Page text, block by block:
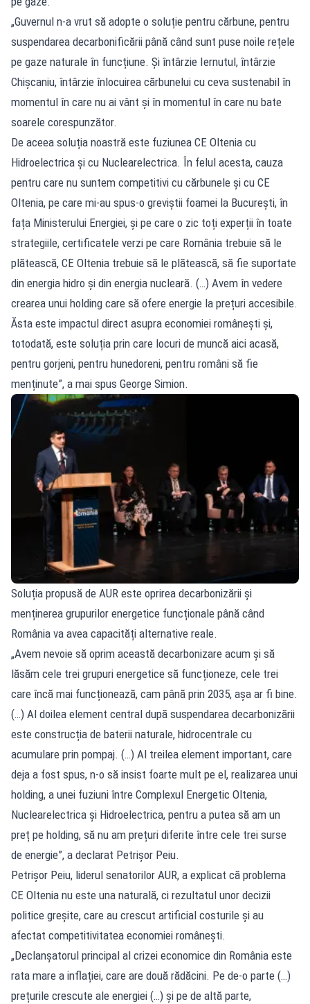
„Guvernul n-a vrut să adopte o soluție pentru cărbune, pentru
suspendarea decarbonificării până când sunt puse noile rețele
pe gaze naturale în funcțiune. Și întârzie Iernutul, întârzie
Chișcaniu, întârzie înlocuirea cărbunelui cu ceva sustenabil în
momentul în care nu ai vânt și în momentul în care nu bate
soarele corespunzător.
De aceea soluția noastră este fuziunea CE Oltenia cu
Hidroelectrica și cu Nuclearelectrica. În felul acesta, cauza
pentru care nu suntem competitivi cu cărbunele și cu CE
Oltenia, pe care mi-au spus-o greviștii foamei la București, în
fața Ministerului Energiei, și pe care o zic toți experții în toate
strategiile, certificatele verzi pe care România trebuie să le
plătească, CE Oltenia trebuie să le plătească, să fie suportate
din energia hidro și din energia nucleară. (…) Avem în vedere
crearea unui holding care să ofere energie la prețuri accesibile.
Ăsta este impactul direct asupra economiei românești și,
totodată, este soluția prin care locuri de muncă aici acasă,
pentru gorjeni, pentru hunedoreni, pentru români să fie
menținute”, a mai spus George Simion.
Soluția propusă de AUR este oprirea decarbonizării și
menținerea grupurilor energetice funcționale până când
România va avea capacități alternative reale.
„Avem nevoie să oprim această decarbonizare acum și să
lăsăm cele trei grupuri energetice să funcționeze, cele trei
care încă mai funcționează, cam până prin 2035, așa ar fi bine.
(…) Al doilea element central după suspendarea decarbonizării
este construcția de baterii naturale, hidrocentrale cu
acumulare prin pompaj. (…) Al treilea element important, care
deja a fost spus, n-o să insist foarte mult pe el, realizarea unui
holding, a unei fuziuni între Complexul Energetic Oltenia,
Nuclearelectrica și Hidroelectrica, pentru a putea să am un
preț pe holding, să nu am prețuri diferite între cele trei surse
de energie”, a declarat Petrișor Peiu.
Petrișor Peiu, liderul senatorilor AUR, a explicat că problema
CE Oltenia nu este una naturală, ci rezultatul unor decizii
politice greșite, care au crescut artificial costurile și au
afectat competitivitatea economiei românești.
„Declanșatorul principal al crizei economice din România este
rata mare a inflației, care are două rădăcini. Pe de-o parte (…)
prețurile crescute ale energiei (…) și pe de altă parte,